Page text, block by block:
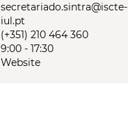
secretariado.sintra@iscte-
iul.pt
(+351) 210 464 360
9:00 - 17:30
Website